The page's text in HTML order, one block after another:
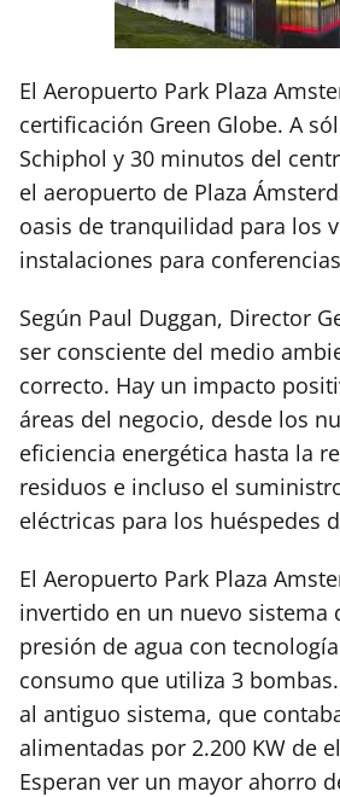
El Aeropuerto Park Plaza
certificación Green Globe. A
Schiphol y 30 minutos del
el aeropuerto de Plaza
oasis de tranquilidad para los
instalaciones para
Según Paul Duggan, Director
ser consciente del medio
correcto. Hay un impacto
áreas del negocio, desde los
eficiencia energética hasta la
residuos e incluso el
eléctricas para los huéspedes
El Aeropuerto Park Plaza
invertido en un nuevo sistema
presión de agua con
consumo que utiliza 3
al antiguo sistema, que
alimentadas por 2.200 KW de
Esperan ver un mayor ahorro